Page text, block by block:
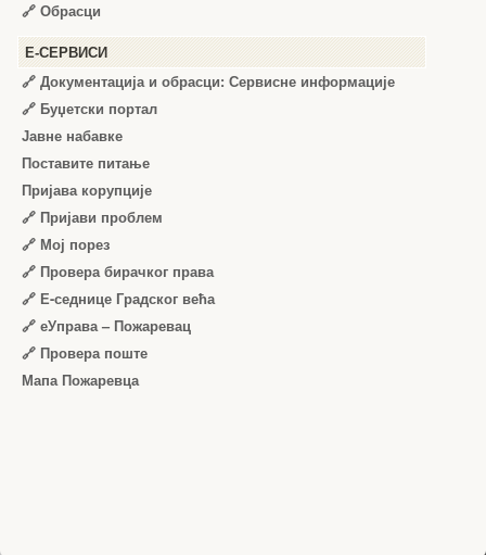
🔗 Обрасци
Е-СЕРВИСИ
🔗 Документација и обрасци: Сервисне информације
🔗 Буџетски портал
Јавне набавке
Поставите питање
Пријава корупције
🔗 Пријави проблем
🔗 Мој порез
🔗 Провера бирачког права
🔗 Е-седнице Градског већа
🔗 еУправа – Пожаревац
🔗 Провера поште
Мапа Пожаревца